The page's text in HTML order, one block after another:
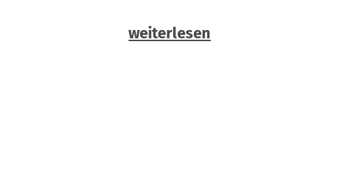
weiterlesen